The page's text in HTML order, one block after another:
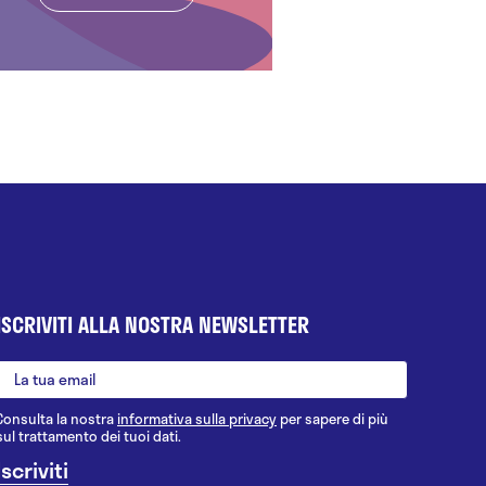
ALLA NOSTRA NEWSLETTER
la nostrainformativa sulla privacy per sapere di più
trattamento dei tuoi dati.